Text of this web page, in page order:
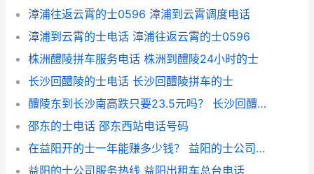
漳浦往返云霄的士0596 漳浦到云霄调度电话
漳浦到云霄的士电话 漳浦往返云霄的士0596
株洲醴陵拼车服务电话 株洲到醴陵24小时的士
长沙回醴陵的士电话 长沙回醴陵拼车的士
醴陵东到长沙南高跌只要23.5元吗？ 长沙回醴陵拼车的士
邵东的士电话 邵东西站电话号码
在益阳开的士一年能赚多少钱？ 益阳的士公司电话
益阳的士公司服务热线 益阳出租车总台电话